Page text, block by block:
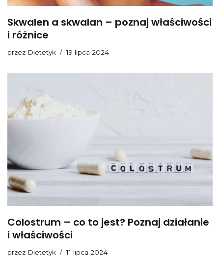
Skwalen a skwalan – poznaj właściwości
i różnice
przez Dietetyk 19 lipca 2024
Colostrum – co to jest? Poznaj działanie
i właściwości
przez Dietetyk 11 lipca 2024